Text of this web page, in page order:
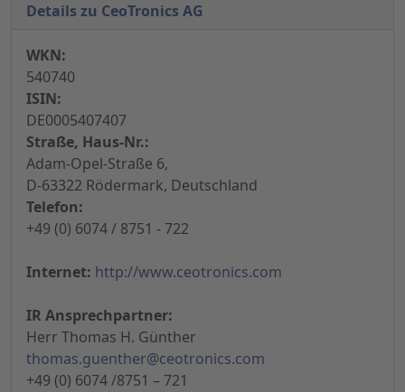
Details zu CeoTronics AG
WKN:
540740
ISIN:
DE0005407407
Straße, Haus-Nr.:
Adam-Opel-Straße 6,
D-63322 Rödermark, Deutschland
Telefon:
+49 (0) 6074 / 8751 - 722
Internet: http://www.ceotronics.com
IR Ansprechpartner:
Herr Thomas H. Günther
thomas.guenther@ceotronics.com
+49 (0) 6074 /8751 – 721